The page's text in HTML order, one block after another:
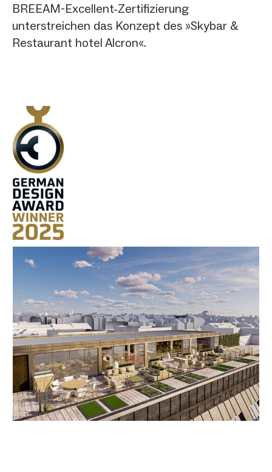
BREEAM-Excellent-Zertifizierung
unterstreichen das Konzept des »Skybar &
Restaurant hotel Alcron«.